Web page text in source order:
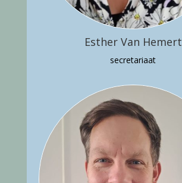
Esther Van Hemert
secretariaat